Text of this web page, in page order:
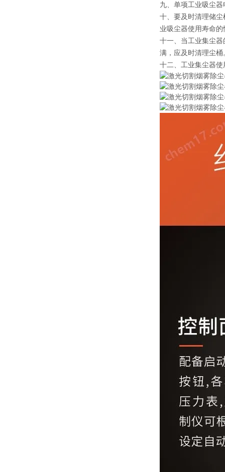
九、单项工业吸尘
十、要及时清理储
业吸尘器使用寿命的
十一、当工业集尘
满，应及时清理尘桶
十二、工业集尘器